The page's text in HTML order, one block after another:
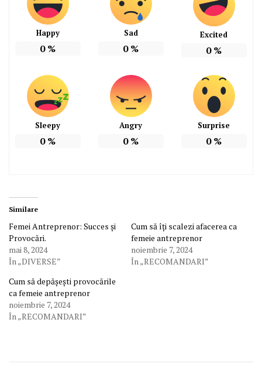
Happy
0%
Sad
0%
Excited
0%
Sleepy
0%
Angry
0%
Surprise
0%
Similare
Femei Antreprenor: Succes și
Provocări.
mai 8, 2024
În „DIVERSE”
Cum să îți scalezi afacerea ca
femeie antreprenor
noiembrie 7, 2024
În „RECOMANDARI”
Cum să depășești provocările
ca femeie antreprenor
noiembrie 7, 2024
În „RECOMANDARI”